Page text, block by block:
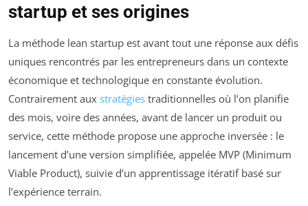
startup et ses origines
La méthode lean startup est avant tout une réponse aux défis
uniques rencontrés par les entrepreneurs dans un contexte
économique et technologique en constante évolution.
Contrairement aux stratégies traditionnelles où l’on planifie
des mois, voire des années, avant de lancer un produit ou
service, cette méthode propose une approche inversée : le
lancement d’une version simplifiée, appelée MVP (Minimum
Viable Product), suivie d’un apprentissage itératif basé sur
l’expérience terrain.